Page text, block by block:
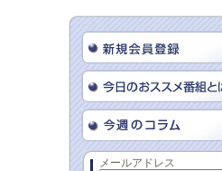
メールアドレス